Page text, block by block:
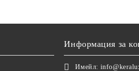
Информация за
Имейл: